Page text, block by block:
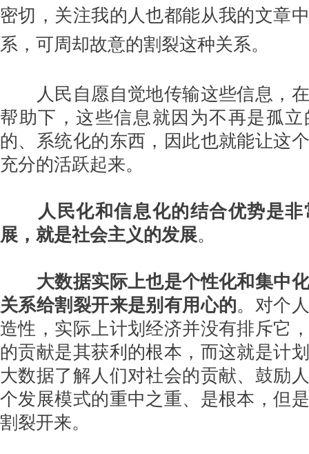
密切，关注我的人也都能从我的文章
系，可周却故意的割裂这种关系。
人民自愿自觉地传输这些信息，
帮助下，这些信息就因为不再是孤
的、系统化的东西，因此也就能让这
充分的活跃起来。
人民化和信息化的结合优势是
展，就是社会主义的发展。
大数据实际上也是个性化和集中
关系给割裂开来是别有用心的。对个
造性，实际上计划经济并没有排斥它
的贡献是其获利的根本，而这就是计
大数据了解人们对社会的贡献、鼓励
个发展模式的重中之重、是根本，但
割裂开来。